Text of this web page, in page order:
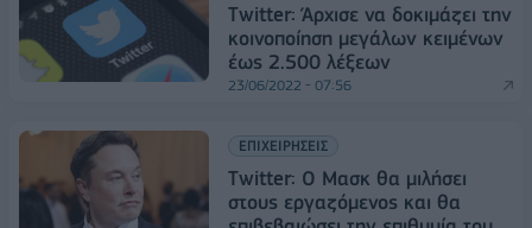
Twitter: Άρχισε να δοκιμάζει την
κοινοποίηση μεγάλων κειμένων
έως 2.500 λέξεων
23/06/2022 - 07:56
ΕΠΙΧΕΙΡΗΣΕΙΣ
Twitter: Ο Μασκ θα μιλήσει
στους εργαζόμενος και θα